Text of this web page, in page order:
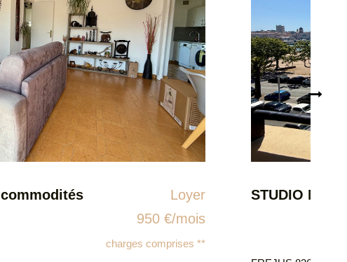
Loyer
950 €/mois
charges comprises **